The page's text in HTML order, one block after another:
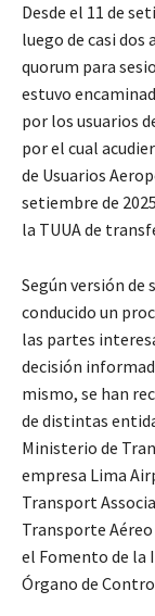
Desde el 11 de
luego de casi dos
quorum para
estuvo
por los usuarios
por el cual
de Usuarios
setiembre de
la TUUA de
Según versión de
conducido un
las partes
decisión
mismo, se han
de distintas
Ministerio de
empresa Lima
Transport
Transporte
el Fomento de la
Órgano de